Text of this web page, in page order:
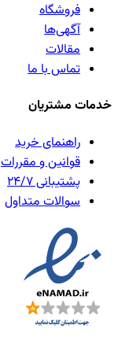
فروشگاه
آگهی‌ها
مقالات
تماس با ما
خدمات مشتریان
راهنمای خرید
قوانین و مقررات
پشتیبانی ۲۴/۷
سوالات متداول